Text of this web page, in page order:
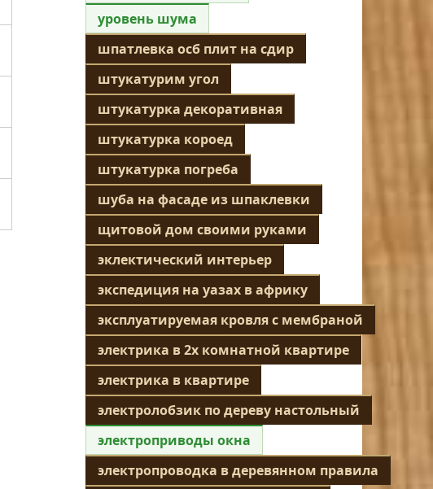
уровень шума
шпатлевка осб плит на сдир
штукатурим угол
штукатурка декоративная
штукатурка короед
штукатурка погреба
шуба на фасаде из шпаклевки
щитовой дом своими руками
эклектический интерьер
экспедиция на уазах в африку
эксплуатируемая кровля с мембраной
электрика в 2х комнатной квартире
электрика в квартире
электролобзик по дереву настольный
электроприводы окна
электропроводка в деревянном правила